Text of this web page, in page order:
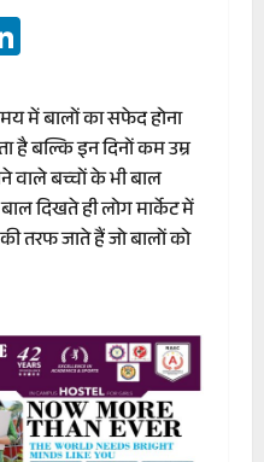
में बालों का सफेद होना
है बल्कि इन दिनों कम उम्र
बच्चों के भी बाल
दिखते ही लोग मार्केट में
तरफ जाते हैं जो बालों को